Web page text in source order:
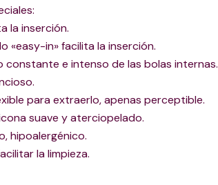
la inserción.
«easy-in» facilita la inserción.
constante e intenso de las bolas internas.
para extraerlo, apenas perceptible.
suave y aterciopelado.
hipoalergénico.
la limpieza.